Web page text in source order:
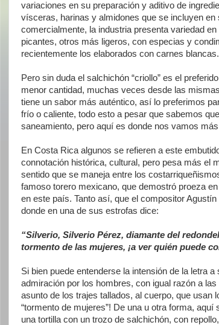
variaciones en su preparación y aditivo de
vísceras, harinas y almidones que se incluyen en
comercialmente, la industria presenta variedad
picantes, otros más ligeros, con especias y
recientemente los elaborados con carnes blancas.
Pero sin duda el salchichón “criollo” es el
menor cantidad, muchas veces desde las
tiene un sabor más auténtico, así lo preferimos
frío o caliente, todo esto a pesar que sabemos
saneamiento, pero aquí es donde nos vamos
En Costa Rica algunos se refieren a este
connotación histórica, cultural, pero pesa más el
sentido que se maneja entre los
famoso torero mexicano, que demostró proeza
en este país. Tanto así, que el compositor
donde en una de sus estrofas dice:
“Silverio, Silverio Pérez, diamante del
tormento de las mujeres, ¡a ver quién puede
Si bien puede entenderse la intensión de la letra
admiración por los hombres, con igual razón a
asunto de los trajes tallados, al cuerpo, que usan
“tormento de mujeres”! De una u otra forma, aquí
una tortilla con un trozo de salchichón, con